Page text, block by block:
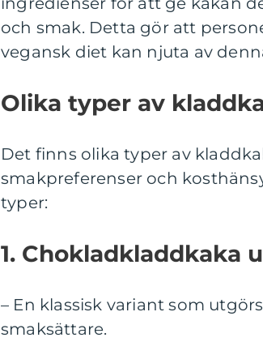
och smak. Detta gör att
vegansk diet kan njuta av
Olika typer av
Det finns olika typer av
smakpreferenser och
typer:
1. Chokladkladdkaka
– En klassisk variant som
smaksättare.